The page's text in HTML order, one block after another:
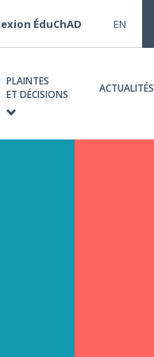
PLAINTES
ET DÉCISIONS
ACTUALITÉS
ÉduChAD EN